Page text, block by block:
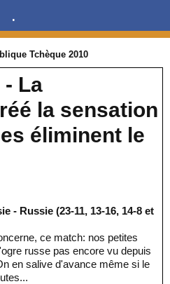
.
Tchèque 2010
- La
la sensation
éliminent le
ce match: nos petites
russe pas encore vu depuis
en salive d'avance même si le